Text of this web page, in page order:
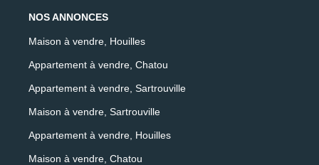
NOS ANNONCES
Maison à vendre, Houilles
Appartement à vendre, Chatou
Appartement à vendre, Sartrouville
Maison à vendre, Sartrouville
Appartement à vendre, Houilles
Maison à vendre, Chatou